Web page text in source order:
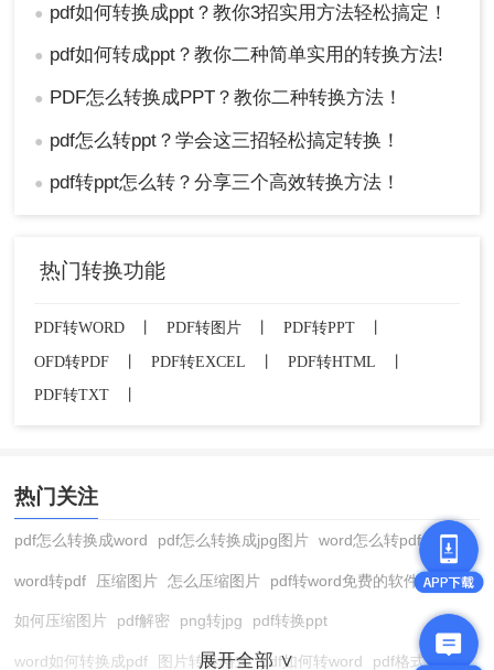
● pdf如何转换成ppt？教你3招实用方法轻松搞定！
● pdf如何转成ppt？教你二种简单实用的转换方法!
● PDF怎么转换成PPT？教你二种转换方法！
● pdf怎么转ppt？学会这三招轻松搞定转换！
● pdf转ppt怎么转？分享三个高效转换方法！
热门转换功能
PDF转WORD 丨 PDF转图片 丨 PDF转PPT
丨
OFD转PDF
丨 PDF转EXCEL 丨 PDF转HTML
丨
PDF转TXT
热门关注
pdf怎么转换成word pdf怎么转换成jpg图片 word怎么转pdf
word转pdf 压缩图片 怎么压缩图片 pdf转word免费的软件
如何压缩图片 pdf解密 png转jpg pdf转换ppt
word如何转换成pdf 图片转换格式 pdf如何转word pdf格式转换
展开全部 ∨